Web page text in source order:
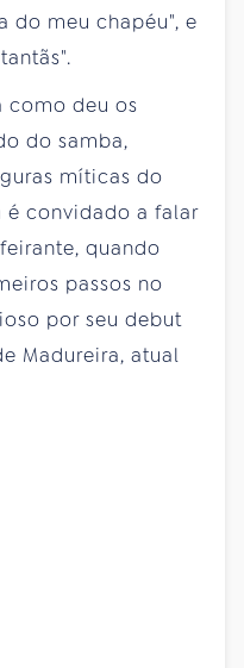
do meu chapéu", e
como deu os
do samba,
míticas do
é convidado a falar
quando
passos no
por seu debut
Madureira, atual